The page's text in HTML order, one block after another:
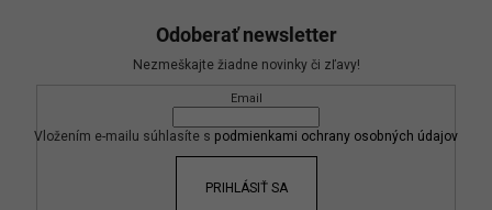
d
a
c
i
e
p
v
Odoberať newsletter
Nezmeškajte žiadne novinky či zľavy!
Email
Vložením e-mailu súhlasíte s podmienkami ochrany osobných údajov
PRIHLÁSIŤ SA